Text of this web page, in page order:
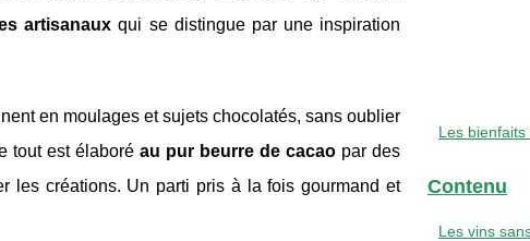
artisanaux qui se distingue par une inspiration
en moulages et sujets chocolatés, sans oublier
tout est élaboré au pur beurre de cacaopar des
les créations. Un parti pris à la fois gourmand et
Les bienfaits
Contenu
Les vins